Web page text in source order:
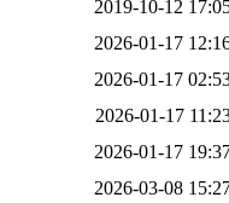
2019-10-12
2026-01-17
2026-01-17
2026-01-17
2026-01-17
2026-03-08